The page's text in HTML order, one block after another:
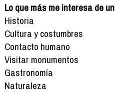
Lo que más me interesa de
Historia
Cultura y costumbres
Contacto humano
Visitar monumentos
Gastronomía
Naturaleza